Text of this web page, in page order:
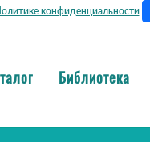
конфиденциальности
Библиотека